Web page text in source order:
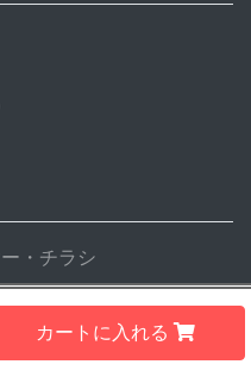
カートに入れる
・チラシ
ド
ット